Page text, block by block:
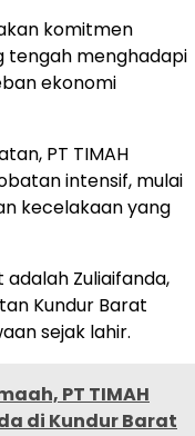
komitmen
tengah menghadapi
ekonomi
PT TIMAH
intensif, mulai
kecelakaan yang
Zuliaifanda,
Kundur Barat
sejak lahir.
PT TIMAH
di Kundur Barat